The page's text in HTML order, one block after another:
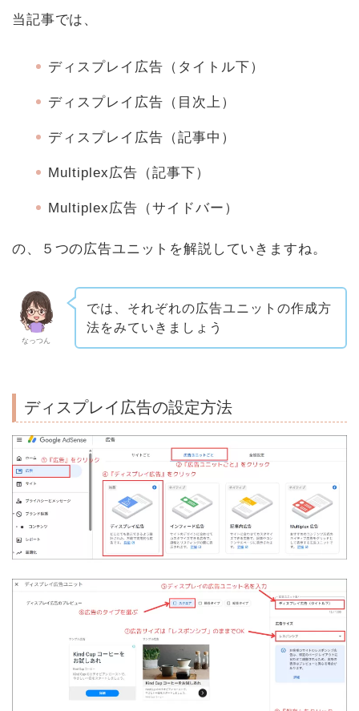
当記事では、
ディスプレイ広告（タイトル下）
ディスプレイ広告（目次上）
ディスプレイ広告（記事中）
Multiplex広告（記事下）
Multiplex広告（サイドバー）
の、５つの広告ユニットを解説していきますね。
なっつん
では、それぞれの広告ユニットの作成方
法をみていきましょう
ディスプレイ広告の設定方法